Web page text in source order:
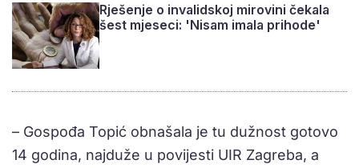
Rješenje o invalidskoj mirovini čekala
šest mjeseci: 'Nisam imala prihode'
– Gospođa Topić obnašala je tu dužnost gotovo
14 godina, najduže u povijesti UIR Zagreba, a